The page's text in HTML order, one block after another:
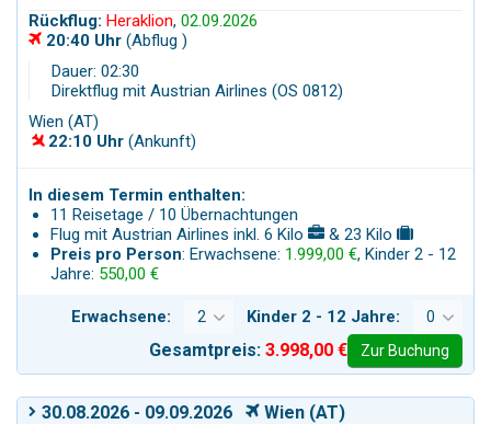
Rückflug: Heraklion, 02.09.2026
20:40 Uhr (Abflug )
Dauer: 02:30
Direktflug mit Austrian Airlines (OS 0812)
Wien (AT)
22:10 Uhr (Ankunft)
In diesem Termin enthalten:
11 Reisetage / 10 Übernachtungen
Flug mit Austrian Airlines inkl. 6 Kilo
& 23 Kilo
Preis pro Person: Erwachsene: 1.999,00 €, Kinder 2 - 12
Jahre: 550,00 €
Erwachsene: Kinder 2 - 12 Jahre:
Gesamtpreis: 3.998,00 € Zur Buchung
30.08.2026 - 09.09.2026 Wien (AT)